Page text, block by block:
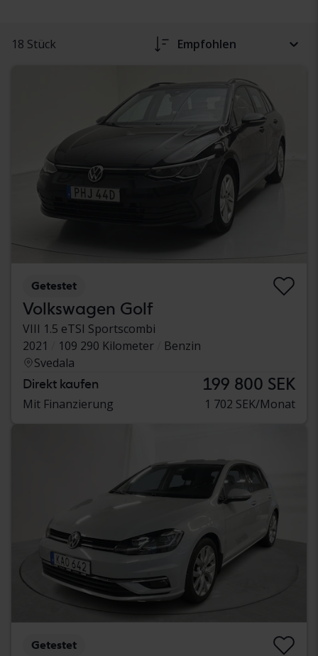
18 Stück Empfohlen
Getestet
Volkswagen Golf
VIII 1.5 eTSI Sportscombi
2021
109 290 Kilometer
Benzin
Svedala
Direkt kaufen 199 800 SEK
Mit Finanzierung 1 702 SEK/Monat
Getestet